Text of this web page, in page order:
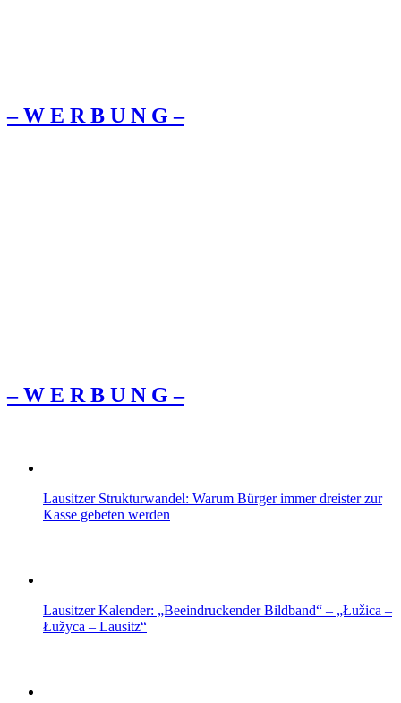
– W Ε R Β U Ν G –
– W Ε R Β U Ν G –
Lausitzer Strukturwandel: Warum Bürger immer dreister zur
Kasse gebeten werden
Lausitzer Kalender: „Beeindruckender Bildband“ – „Łužica –
Łužyca – Lausitz“